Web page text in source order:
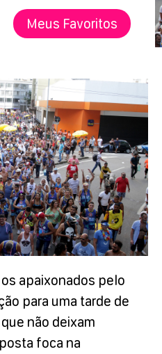
Meus Favoritos
apaixonados pelo
para uma tarde de
não deixam
foca na